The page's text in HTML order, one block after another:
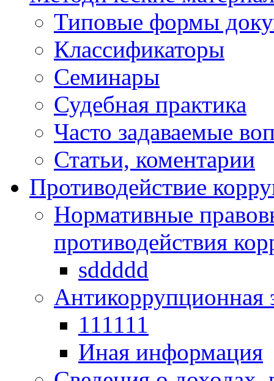
Типовые формы
Классификаторы
Семинары
Судебная практика
Часто задаваемые
Статьи, коментарии
Противодействие
Нормативные
противодействия
sddddd
Антикоррупционная
111111
Иная информация